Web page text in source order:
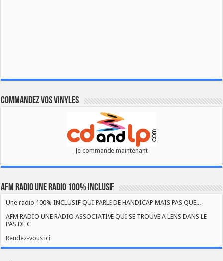
Commandez vos vinyles
Je commande maintenant
AFM RADIO UNE RADIO 100% INCLUSIF
Une radio 100% INCLUSIF QUI PARLE DE HANDICAP MAIS PAS QUE...
AFM RADIO UNE RADIO ASSOCIATIVE QUI SE TROUVE A LENS DANS LE
PAS DE C
Rendez-vous ici